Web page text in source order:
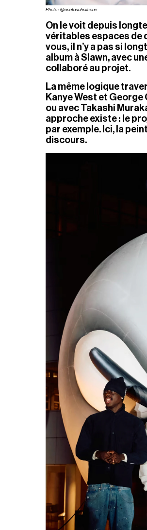
Photo : @onetouchnilsone
On le voit depuis
véritables espaces de
vous, il n’y a pas si
album à Slawn, avec
collaboré au projet.
La même logique
Kanye West et
ou avec Takashi
approche existe : le
par exemple. Ici, la
discours.